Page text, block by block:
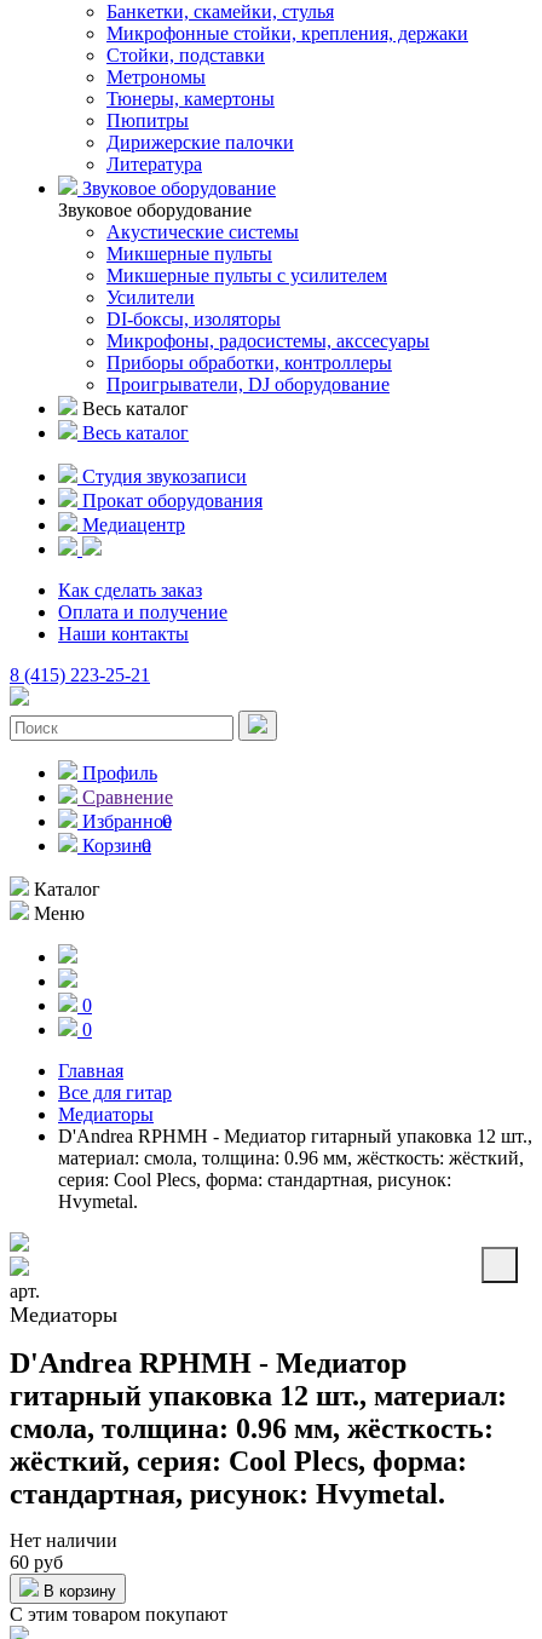
Банкетки, скамейки, стулья
Микрофонные стойки, крепления, держаки
Стойки, подставки
Метрономы
Тюнеры, камертоны
Пюпитры
Дирижерские палочки
Литература
Звуковое оборудование
Звуковое оборудование
Акустические системы
Микшерные пульты
Микшерные пульты с усилителем
Усилители
DI-боксы, изоляторы
Микрофоны, радосистемы, акссесуары
Приборы обработки, контроллеры
Проигрыватели, DJ оборудование
Весь каталог
Весь каталог
Студия звукозаписи
Прокат оборудования
Медиацентр
Как сделать заказ
Оплата и получение
Наши контакты
8 (415) 223-25-21
Профиль
Сравнение
Избранное
0
Корзина
0
Каталог
Меню
0
0
Главная
Все для гитар
Медиаторы
D'Andrea RPHMH - Медиатор гитарный упаковка 12 шт.,
материал: смола, толщина: 0.96 мм, жёсткость: жёсткий,
серия: Cool Plecs, форма: стандартная, рисунок:
Hvymetal.
арт.
Медиаторы
D'Andrea RPHMH - Медиатор
гитарный упаковка 12 шт., материал:
смола, толщина: 0.96 мм, жёсткость:
жёсткий, серия: Cool Plecs, форма:
стандартная, рисунок: Hvymetal.
Нет наличии
60 руб
В корзину
С этим товаром покупают